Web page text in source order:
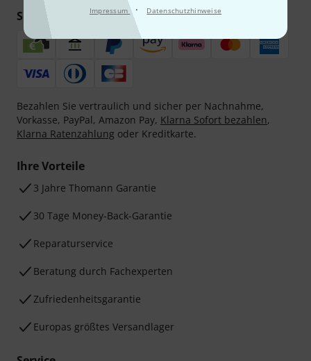
Impressum · Datenschutzhinweise
Sicher einkaufen & bezahlen
Bezahlen Sie vertraulich und sicher per Nachnahme,
Vorkasse, PayPal, Amazon Pay, Klarna Sofort bezahlen,
Klarna Ratenzahlung oder Kreditkarte.
Ihre Vorteile
3 Jahre Thomann Garantie
30 Tage Money-Back-Garantie
Reparaturservice
Beratung durch Fachexperten
Zufriedenheitsgarantie
Europas größtes Versandlager